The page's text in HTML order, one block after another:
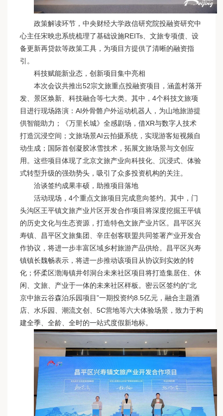
政策解读环节，中央财经大学政信研究院投融资研究中
心主任宋映忠系统梳理了基础设施REITs 、文旅专项债、设
备更新再贷款等政策工具，为项目方提供了清晰的融资指
引。
科技赋能新业态，创新项目集中亮相
本次会议共推出52宗文旅重点投融资项目，涵盖村落开
发、景区焕新、科技融合等七大类。其中，4个科技文旅项
目进行现场路演：AI外骨骼户外运动机器人，为山地旅游提
供智能助力；《万里长城》全感剧场，借XR与数字人技术
打造沉浸空间；文旅场景AI云拍摄系统，实现游客短视频自
动生成；国际首创凝胶冰雪技术，拓展文旅场景与文创应
用。这些项目体现了北京文旅产业向科技化、沉浸式、体验
式转型升级的强劲势头，吸引了众多投资机构的关注。
洽谈签约成果丰硕，助推项目落地
活动现场，4个重点文旅项目完成意向签约。其中，门
头沟区王平镇文旅产业片区开发合作项目将深度挖掘王平镇
的历史文化与生态资源，打造特色文旅产业片区。昌平区兴
寿镇、昌平区文旅集团、辛庄创客联盟共同签署产业开发合
作协议，将进一步丰富区域乡村旅游产品供给。昌平区兴寿
镇镇长魏畅表示，将进一步推动该项目从协议到实效的转
化；怀柔区渤海镇井邻洞台未来社区项目将打造集居住、休
闲、文旅、产业于一体的未来社区样板。密云区签约的“北
京中旅云谷森泊乐园项目”一期投资约8.5亿元，融合主题酒
店、水乐园、潮流文创、5C营地等六大体验场景，致力于构
建全季、全龄、全时的一站式度假新地标。